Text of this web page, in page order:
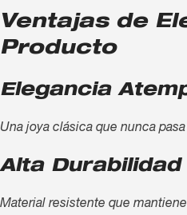
Ventajas de
Producto
Elegancia
Una joya clásica que nunca
Alta Durabilidad
Material resistente que